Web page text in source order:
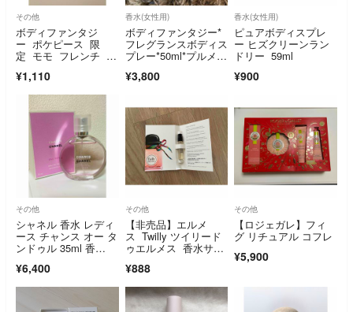
その他
ボディファンタジ
ー ポケピース 限
定 モモ フレンチ ペ
¥1,110
香水(女性用)
ボディファンタジー*
フレグランスボディス
プレー*50ml*プルメリ
¥3,800
香水(女性用)
ピュアボディスプレ
ー ヒズクリーンラン
ドリー 59ml
¥900
その他
シャネル 香水 レディ
ース チャンス オー タ
ンドゥル 35ml 香
¥6,400
その他
【非売品】エルメ
ス Twilly ツイリード
ゥエルメス 香水サン
¥888
その他
【ロジェガレ】フィ
グ リチュアル コフレ
¥5,900